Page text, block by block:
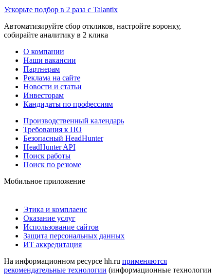
Ускорьте подбор в 2 раза с Talantix
Автоматизируйте сбор откликов, настройте воронку,
собирайте аналитику в 2 клика
О компании
Наши вакансии
Партнерам
Реклама на сайте
Новости и статьи
Инвесторам
Кандидаты по профессиям
Производственный календарь
Требования к ПО
Безопасный HeadHunter
HeadHunter API
Поиск работы
Поиск по резюме
Мобильное приложение
Этика и комплаенс
Оказание услуг
Использование сайтов
Защита персональных данных
ИТ аккредитация
На информационном ресурсе hh.ru применяются
рекомендательные технологии (информационные технологии